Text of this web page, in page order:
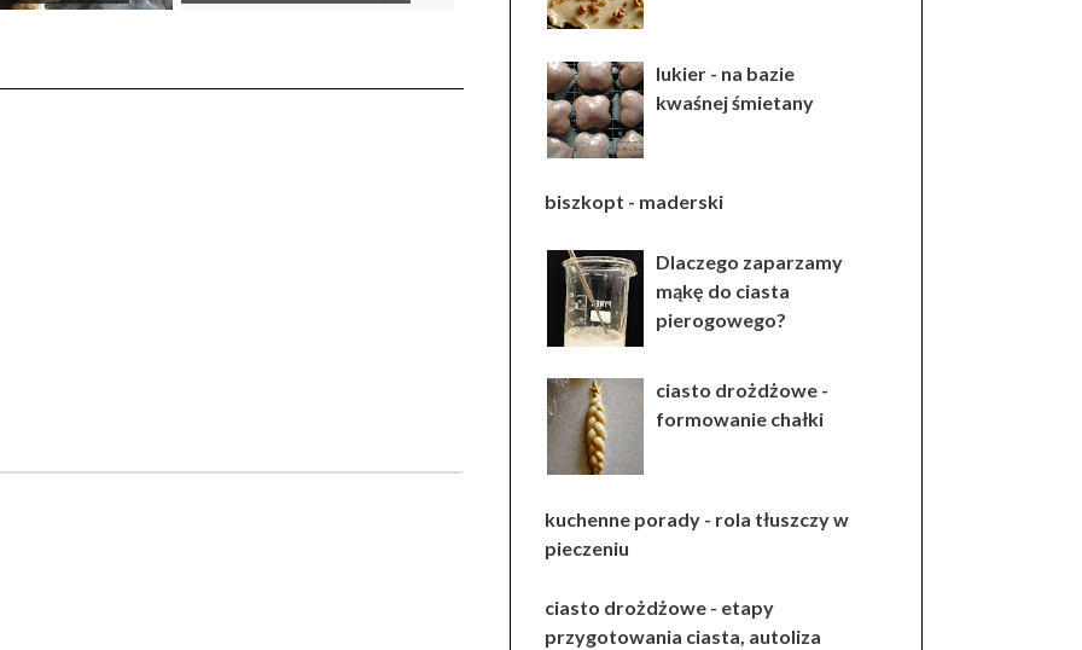
lukier - na bazie
kwaśnej śmietany
biszkopt - maderski
Dlaczego zaparzamy
mąkę do ciasta
pierogowego?
ciasto drożdżowe -
formowanie chałki
kuchenne porady - rola tłuszczy w
pieczeniu
ciasto drożdżowe - etapy
przygotowania ciasta, autoliza